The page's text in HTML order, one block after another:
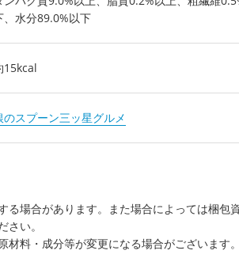
、水分89.0%以下
15kcal
のスプーン三ッ星グルメ
る場合があります。また場合によっては梱包
い。
材料・成分等が変更になる場合がございます